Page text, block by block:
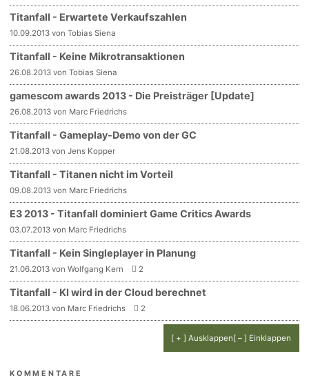
Titanfall - Erwartete Verkaufszahlen
10.09.2013 von Tobias Siena
Titanfall - Keine Mikrotransaktionen
26.08.2013 von Tobias Siena
gamescom awards 2013 - Die Preisträger [Update]
26.08.2013 von Marc Friedrichs
Titanfall - Gameplay-Demo von der GC
21.08.2013 von Jens Kopper
Titanfall - Titanen nicht im Vorteil
09.08.2013 von Marc Friedrichs
E3 2013 - Titanfall dominiert Game Critics Awards
03.07.2013 von Marc Friedrichs
Titanfall - Kein Singleplayer in Planung
21.06.2013 von Wolfgang Kern 2
Titanfall - KI wird in der Cloud berechnet
18.06.2013 von Marc Friedrichs 2
[ + ] Ausklappen[ – ] Einklappen
KOMMENTARE